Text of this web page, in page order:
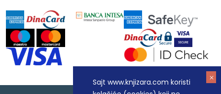
Sajt www.knjizara.com koristi